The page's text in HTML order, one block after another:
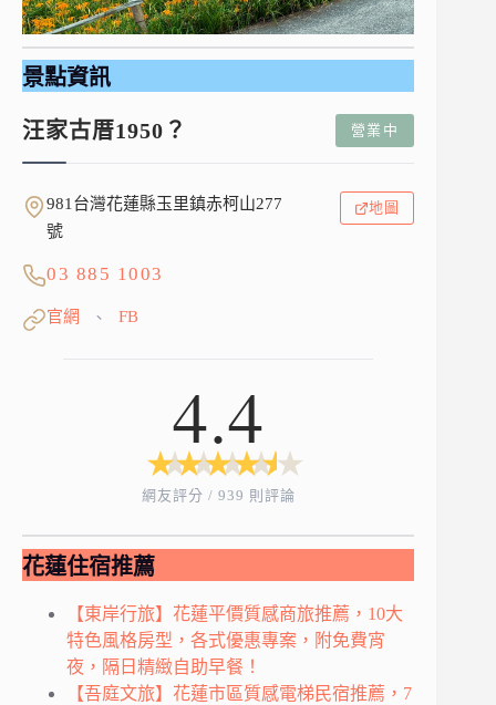
景點資訊
汪家古厝1950？ 營業中
981台灣花蓮縣玉里鎮赤柯山277
號
地圖
03 885 1003
官網 、 FB
4.4
★
★ ★
★ ★
★ ★
★ ★
★
網友評分 / 939 則評論
花蓮住宿推薦
【東岸行旅】花蓮平價質感商旅推薦，10大
特色風格房型，各式優惠專案，附免費宵
夜，隔日精緻自助早餐！
【吾庭文旅】花蓮市區質感電梯民宿推薦，7